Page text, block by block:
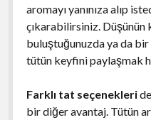
aromayı yanınıza alıp
çıkarabilirsiniz. Düşünün
buluştuğunuzda ya da
tütün keyfini paylaşmak
Farklı tat seçenekleri
bir diğer avantaj. Tütün